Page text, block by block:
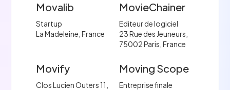
Movalib
Startup
La Madeleine, France
MovieChainer
Editeur de logiciel
23 Rue des Jeuneurs,
75002 Paris, France
Movify
Clos Lucien Outers 11,
Moving Scope
Entreprise finale